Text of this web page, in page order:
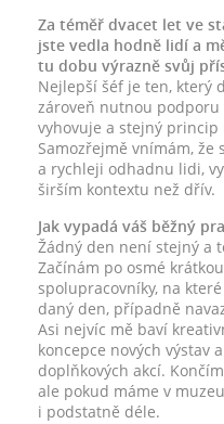
Za téměř dvacet let ve
jste vedla hodně lidí a
tu dobu výrazně svůj
Nejlepší šéf je ten, který
zároveň nutnou
vyhovuje a stejný
Samozřejmě vnímám,
a rychleji odhadnu lidi,
širším kontextu než dřív.
Jak vypadá váš běžný
Žádný den není stejný a
Začínám po osmé
spolupracovníky, na
daný den, případně
Asi nejvíc mě baví
koncepce nových výstav
doplňkových akcí.
ale pokud máme v
i podstatně déle.